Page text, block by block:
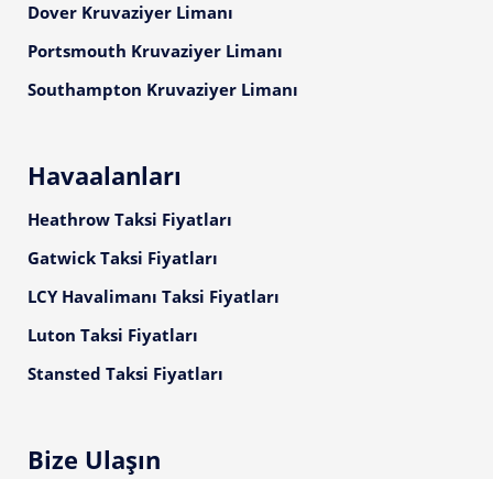
Dover Kruvaziyer Limanı
Portsmouth Kruvaziyer Limanı
Southampton Kruvaziyer Limanı
Havaalanları
Heathrow Taksi Fiyatları
Gatwick Taksi Fiyatları
LCY Havalimanı Taksi Fiyatları
Luton Taksi Fiyatları
Stansted Taksi Fiyatları
Bize Ulaşın